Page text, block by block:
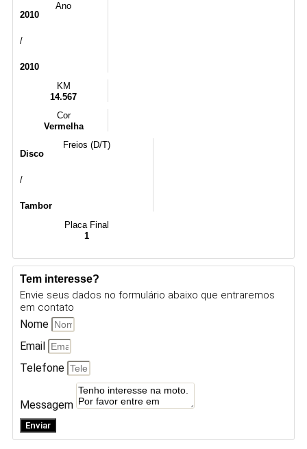
Ano
2010
/
2010
KM
14.567
Cor
Vermelha
Freios (D/T)
Disco
/
Tambor
Placa Final
1
Tem interesse?
Envie seus dados no formulário abaixo que entraremos
em contato
Nome
Email
Telefone
Messagem
Enviar